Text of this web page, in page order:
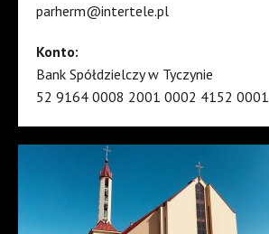
parherm@intertele.pl
Konto:
Bank Spółdzielczy w Tyczynie
52 9164 0008 2001 0002 4152 0001